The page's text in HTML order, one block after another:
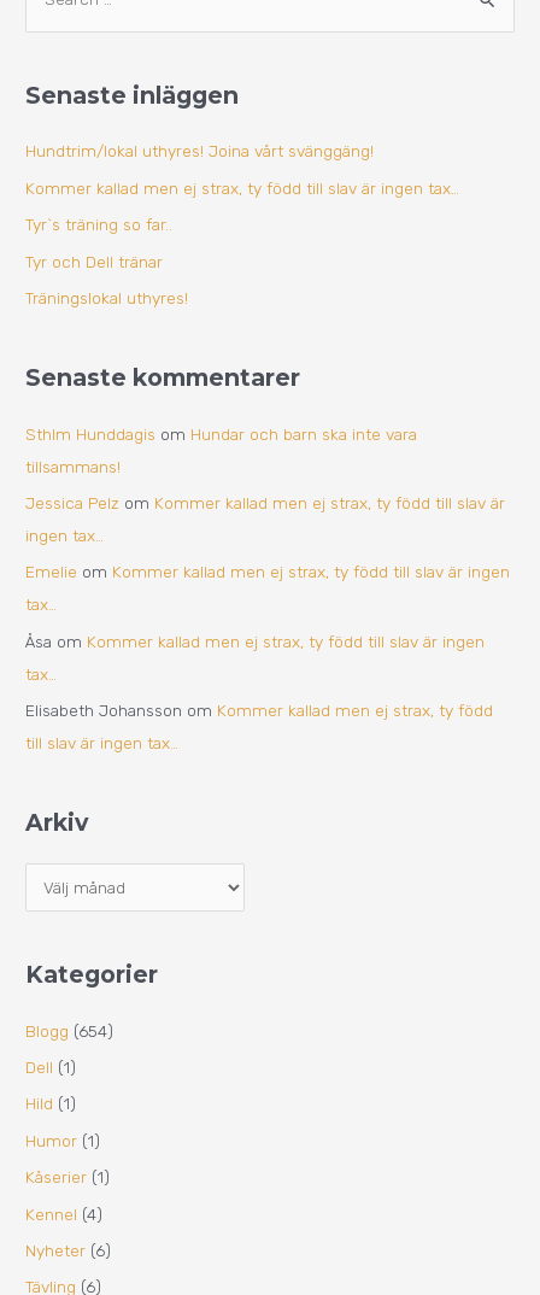
ö
e
e
r
:
Senaste inläggen
Hundtrim/lokal uthyres! Joina vårt svänggäng!
Kommer kallad men ej strax, ty född till slav är ingen tax…
Tyr`s träning so far..
Tyr och Dell tränar
Träningslokal uthyres!
Senaste kommentarer
Sthlm Hunddagis om Hundar och barn ska inte vara
tillsammans!
Jessica Pelz om Kommer kallad men ej strax, ty född till slav är
ingen tax…
Emelie om Kommer kallad men ej strax, ty född till slav är ingen
tax…
Åsa om Kommer kallad men ej strax, ty född till slav är ingen
tax…
Elisabeth Johansson om Kommer kallad men ej strax, ty född
till slav är ingen tax…
Arkiv
Kategorier
Blogg (654)
Dell (1)
Hild (1)
Humor (1)
Kåserier (1)
Kennel (4)
Nyheter (6)
Tävling (6)